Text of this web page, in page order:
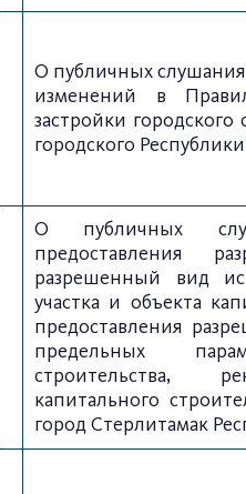
О публичных
изменений в
застройки городского
городского
О публичных
предоставления
разрешенный вид
участка и объекта
предоставления
предельных
строительства,
капитального
город Стерлитамак